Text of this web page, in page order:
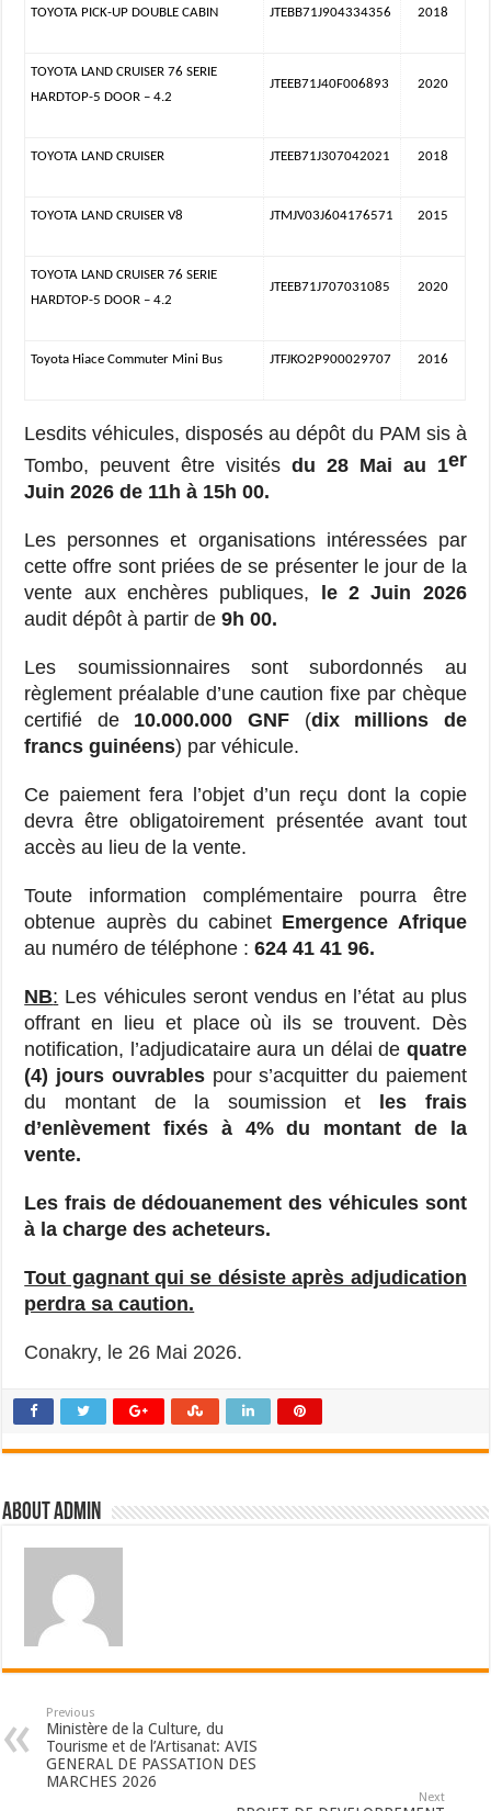
TOYOTA PICK-UP DOUBLE CABIN JTEBB71J904334356 2018
TOYOTA LAND CRUISER 76 SERIE
HARDTOP-5 DOOR – 4.2
JTEEB71J40F006893 2020
TOYOTA LAND CRUISER JTEEB71J307042021 2018
TOYOTA LAND CRUISER V8 JTMJV03J604176571 2015
TOYOTA LAND CRUISER 76 SERIE
HARDTOP-5 DOOR – 4.2
JTEEB71J707031085 2020
Toyota Hiace Commuter Mini Bus JTFJKO2P900029707 2016
Lesdits véhicules, disposés au dépôt du PAM sis à
Tombo, peuvent être visités du 28 Mai au 1er
Juin 2026 de 11h à 15h 00.
Les personnes et organisations intéressées par
cette offre sont priées de se présenter le jour de la
vente aux enchères publiques,
le 2 Juin 2026
audit dépôt à partir de9h 00.
Les soumissionnaires sont subordonnés au
règlement préalable d’une caution fixe par chèque
certifié de 10.000.000 GNF (dix millions de
francs guinéens) par véhicule.
Ce paiement fera l’objet d’un reçu dont la copie
devra être obligatoirement présentée avant tout
accès au lieu de la vente.
Toute information complémentaire pourra être
obtenue auprès du cabinet Emergence Afrique
au numéro de téléphone :624 41 41 96.
NB: Les véhicules seront vendus en l’état au plus
offrant en lieu et place où ils se trouvent. Dès
notification, l’adjudicataire aura un délai de quatre
(4) jours ouvrables pour s’acquitter du paiement
du montant de la soumission et
les frais
d’enlèvement fixés à 4% du montant de la
vente.
Les frais de dédouanement des véhicules sont
à la charge des acheteurs.
Tout gagnant qui se désiste après adjudication
perdra sa caution.
Conakry, le 26 Mai 2026.
About admin
Previous
Ministère de la Culture, du
Tourisme et de l’Artisanat: AVIS
GENERAL DE PASSATION DES
MARCHES 2026
Next